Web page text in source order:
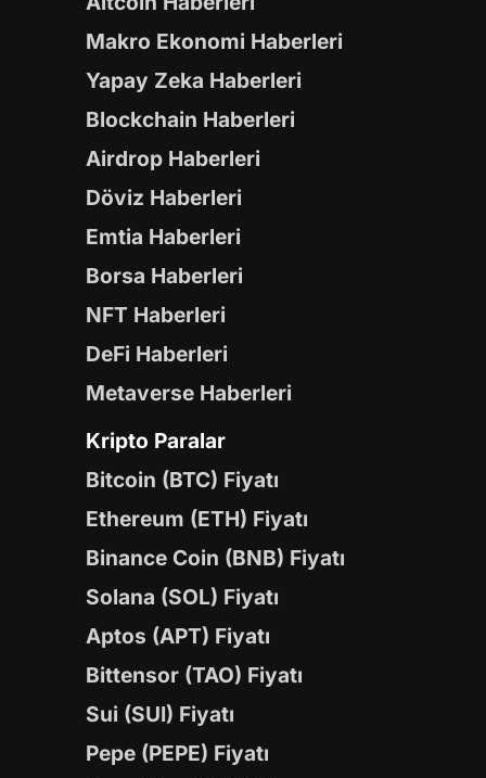
Makro Ekonomi Haberleri
Yapay Zeka Haberleri
Blockchain Haberleri
Airdrop Haberleri
Döviz Haberleri
Emtia Haberleri
Borsa Haberleri
NFT Haberleri
DeFi Haberleri
Metaverse Haberleri
Kripto Paralar
Bitcoin (BTC) Fiyatı
Ethereum (ETH) Fiyatı
Binance Coin (BNB) Fiyatı
Solana (SOL) Fiyatı
Aptos (APT) Fiyatı
Bittensor (TAO) Fiyatı
Sui (SUI) Fiyatı
Pepe (PEPE) Fiyatı